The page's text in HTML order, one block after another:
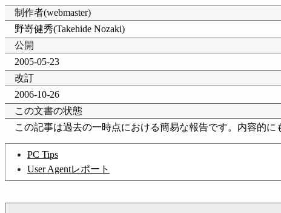
制作者(webmaster)
野嵜健秀(Takehide Nozaki)
公開
2005-05-23
改訂
2006-10-26
この文書の状態
この記事は過去の一時点における簡易な報告です。内容的に
PC Tips
User Agentレポート